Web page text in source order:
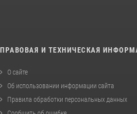
ПРАВОВАЯ И ТЕХНИЧЕСКАЯ
О сайте
Об использовании информации сайта
Правила обработки персональных данных